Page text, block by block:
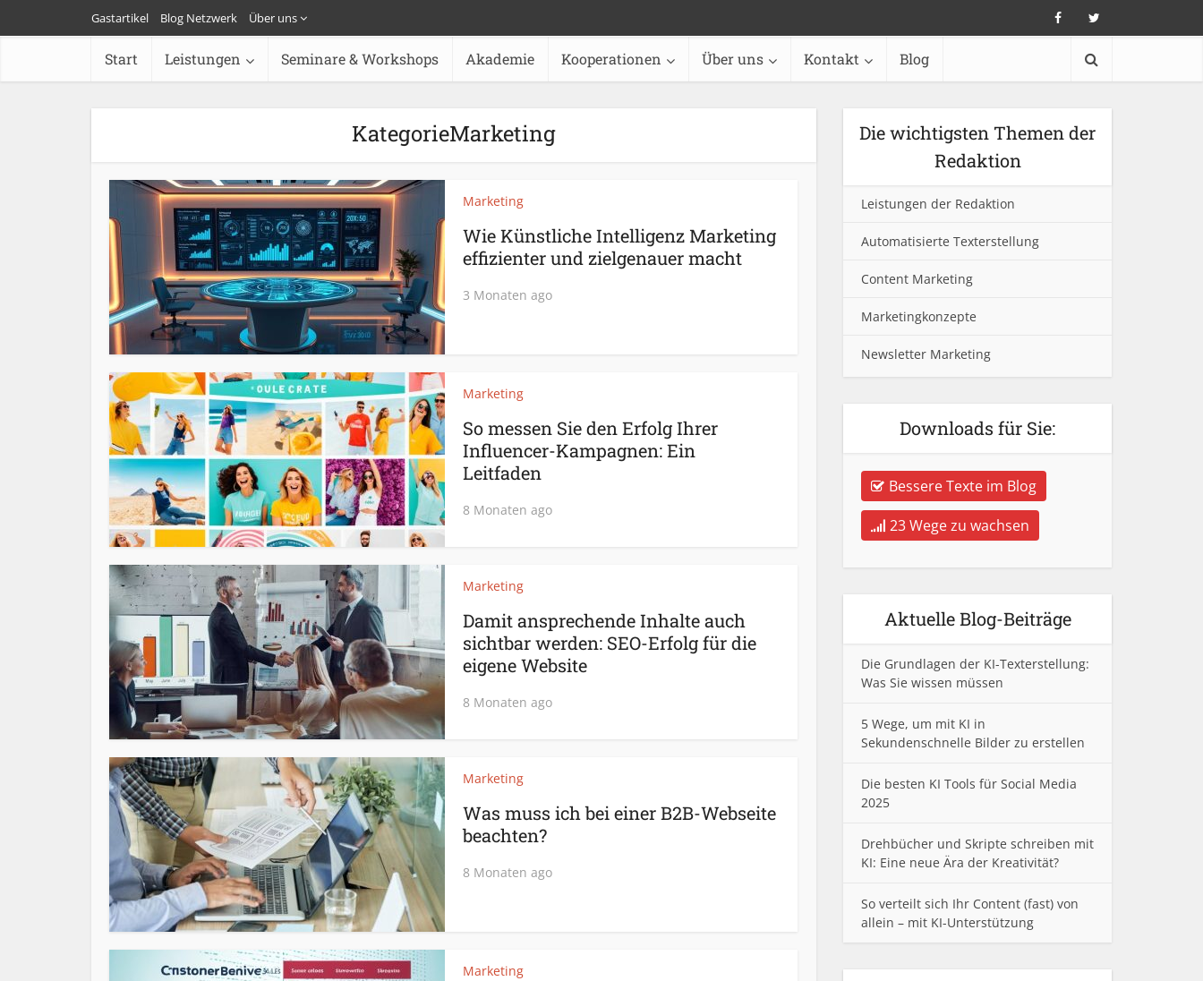
Gastartikel Blog Netzwerk Über uns
Start Leistungen Seminare & Workshops Akademie Kooperationen Über uns Kontakt Blog
KategorieMarketing
Marketing
Wie Künstliche Intelligenz Marketing
effizienter und zielgenauer macht
3 Monaten ago
Marketing
So messen Sie den Erfolg Ihrer
Influencer-Kampagnen: Ein
Leitfaden
8 Monaten ago
Marketing
Damit ansprechende Inhalte auch
sichtbar werden: SEO-Erfolg für die
eigene Website
8 Monaten ago
Marketing
Was muss ich bei einer B2B-Webseite
beachten?
8 Monaten ago
Marketing
Die wichtigsten Themen der
Redaktion
Leistungen der Redaktion
Automatisierte Texterstellung
Content Marketing
Marketingkonzepte
Newsletter Marketing
Downloads für Sie:
Bessere Texte im Blog
23 Wege zu wachsen
Aktuelle Blog-Beiträge
Die Grundlagen der KI-Texterstellung:
Was Sie wissen müssen
5 Wege, um mit KI in
Sekundenschnelle Bilder zu erstellen
Die besten KI Tools für Social Media
2025
Drehbücher und Skripte schreiben mit
KI: Eine neue Ära der Kreativität?
So verteilt sich Ihr Content (fast) von
allein – mit KI-Unterstützung